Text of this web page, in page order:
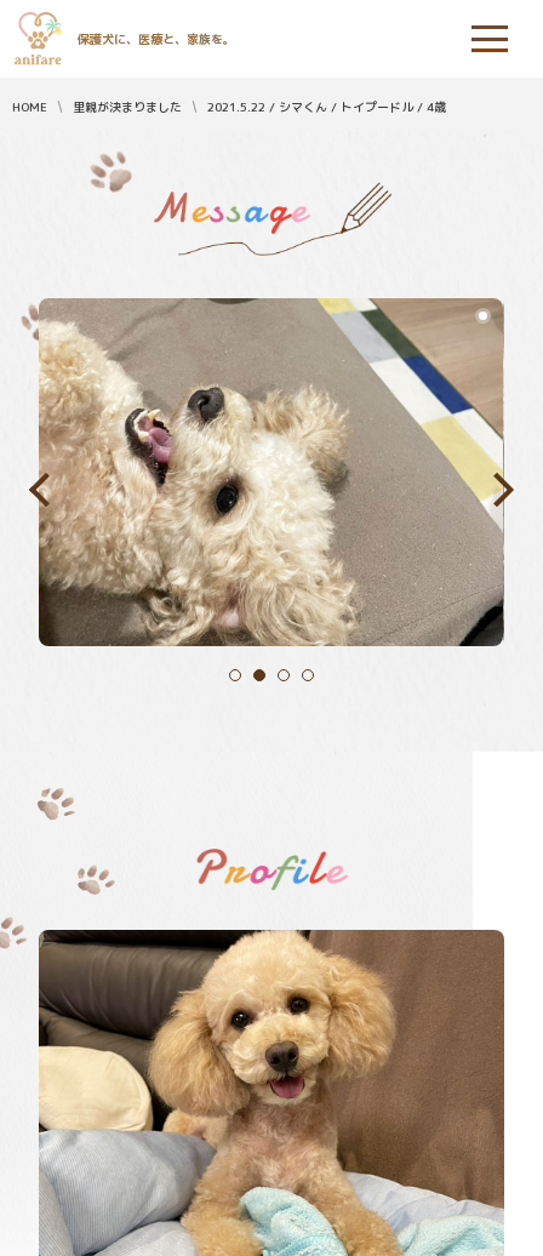
保護犬に、医療と、家族を。
HOME 里親が決まりました 2021.5.22 / シマくん / トイプードル / 4歳